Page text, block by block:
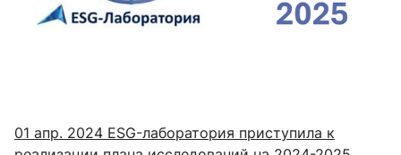
01 апр. 2024 ESG-лаборатория приступила к